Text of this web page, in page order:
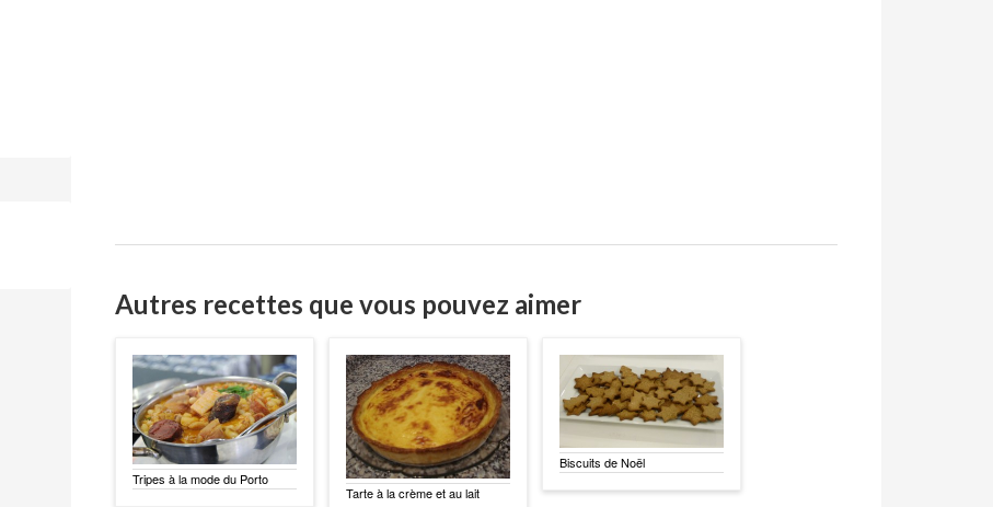
Autres recettes que vous pouvez aimer
Tripes à la mode du Porto
Tarte à la crème et au lait
Biscuits de Noël